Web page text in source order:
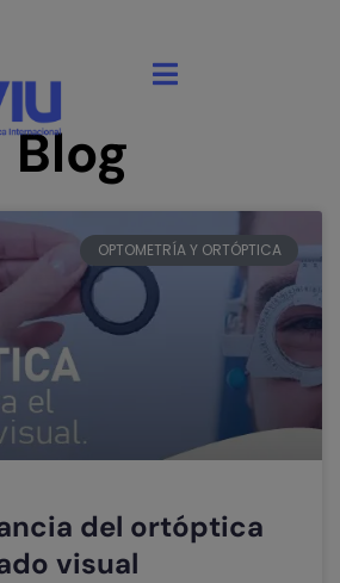
Blog
OPTOMETRÍA Y ORTÓPTICA
del ortóptica
visual